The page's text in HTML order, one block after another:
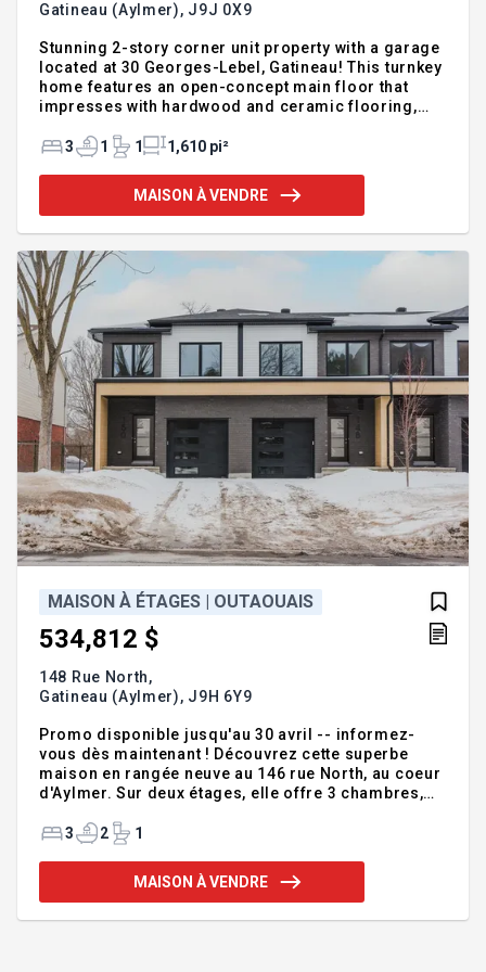
Gatineau (Aylmer), J9J 0X9
Stunning 2-story corner unit property with a garage
located at 30 Georges-Lebel, Gatineau! This turnkey
home features an open-concept main floor that
impresses with hardwood and ceramic flooring,
Upstairs, you will find 3 bedrooms and a laundry
rough-in plumbing for a 2nd bathroom. Enjoy an
oversized corner lot with a garage, covered
schools, just minutes from Ottawa. Contact me
directly fo
3 1 1 1,610 pi²
MAISON À VENDRE
MAISON À ÉTAGES | OUTAOUAIS
534,812 $
148 Rue North,
Gatineau (Aylmer), J9H 6Y9
Promo disponible jusqu'au 30 avril -- informez-
vous dès maintenant ! Découvrez cette superbe
maison en rangée neuve au 146 rue North, au coeur
d'Aylmer. Sur deux étages, elle offre 3 chambres,
attenante, 2,5 salles de bains et un garage intégré.
ouvert, lumineux et convivial, incluant une cuisine
moderne avec îlot central et des finitions de
3 2 1
MAISON À VENDRE